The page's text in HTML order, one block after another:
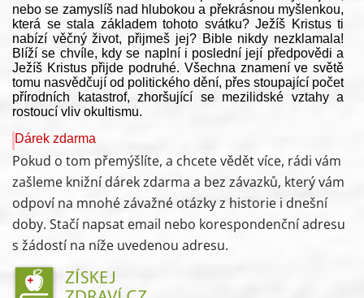
nebo se zamyslíš nad hlubokou a překrásnou myšlenkou,
která se stala základem tohoto svátku? Ježíš Kristus ti
nabízí věčný život, přijmeš jej? Bible nikdy nezklamala!
Blíží se chvíle, kdy se naplní i poslední její předpovědi a
Ježíš Kristus přijde podruhé. Všechna znamení ve světě
tomu nasvědčují od politického dění, přes stoupající počet
přírodních katastrof, zhoršující se mezilidské vztahy a
rostoucí vliv okultismu.
Dárek zdarma
Pokud o tom přemýšlíte, a chcete vědět více, rádi vám
zašleme knižní dárek zdarma a bez závazků, který vám
odpoví na mnohé závažné otázky z historie i dnešní
doby. Stačí napsat email nebo korespondenční adresu
s žádostí na níže uvedenou adresu.